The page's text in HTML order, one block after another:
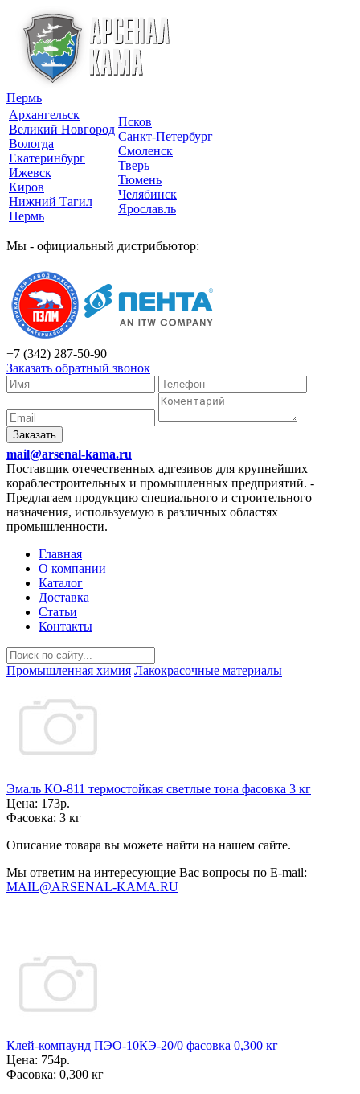
Пермь
Архангельск
Великий Новгород
Вологда
Екатеринбург
Ижевск
Киров
Нижний Тагил
Пермь
Псков
Санкт-Петербург
Смоленск
Тверь
Тюмень
Челябинск
Ярославль
Мы - официальный дистрибьютор:
+7 (342) 287-50-90
Заказать обратный звонок
Заказать
mail@arsenal-kama.ru
Поставщик отечественных адгезивов для крупнейших
кораблестроительных и промышленных предприятий. -
Предлагаем продукцию специального и строительного
назначения, используемую в различных областях
промышленности.
Главная
О компании
Каталог
Доставка
Статьи
Контакты
Промышленная химия Лакокрасочные материалы
Эмаль КО-811 термостойкая светлые тона фасовка 3 кг
Цена: 173р.
Фасовка: 3 кг
Описание товара вы можете найти на нашем сайте.
Мы ответим на интересующие Вас вопросы по E-mail:
MAIL@ARSENAL-KAMA.RU
Клей-компаунд ПЭО-10КЭ-20/0 фасовка 0,300 кг
Цена: 754р.
Фасовка: 0,300 кг